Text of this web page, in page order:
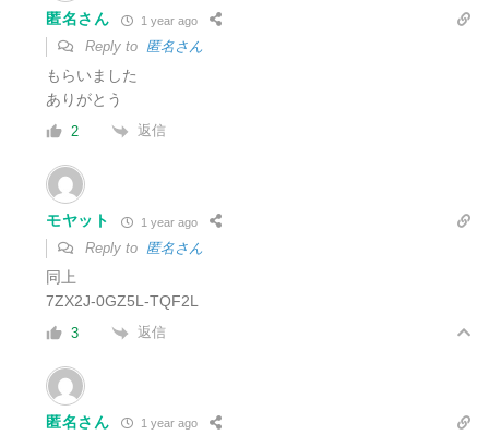
匿名さん 1 year ago
Reply to 匿名さん
もらいました
ありがとう
2 返信
モヤット 1 year ago
Reply to 匿名さん
同上
7ZX2J-0GZ5L-TQF2L
3 返信
匿名さん 1 year ago